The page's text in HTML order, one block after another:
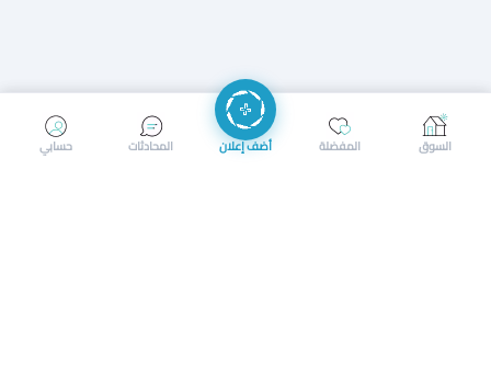
إرسال رسالة إجراء مكالمة
حسابي المحادثات أضف إعلان المفضلة السوق